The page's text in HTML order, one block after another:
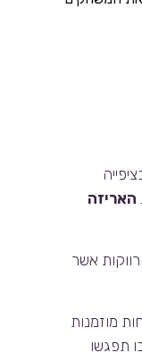
האריזה
אשר
מוזמנות
תפגשו